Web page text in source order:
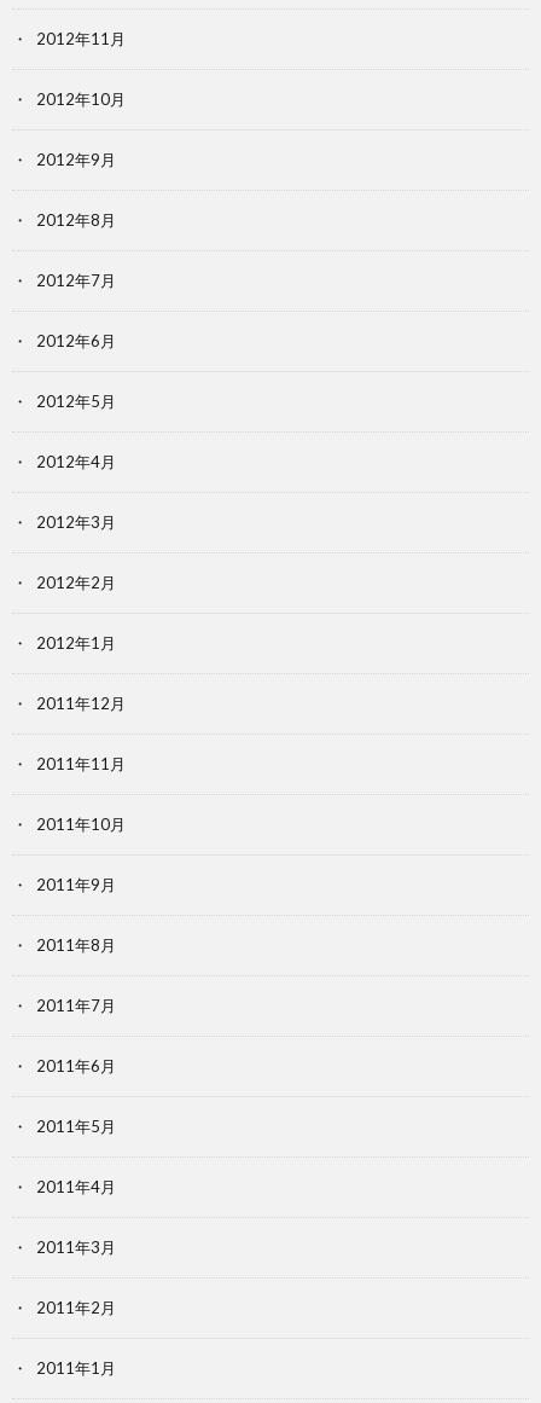
2012年11月
2012年10月
2012年9月
2012年8月
2012年7月
2012年6月
2012年5月
2012年4月
2012年3月
2012年2月
2012年1月
2011年12月
2011年11月
2011年10月
2011年9月
2011年8月
2011年7月
2011年6月
2011年5月
2011年4月
2011年3月
2011年2月
2011年1月